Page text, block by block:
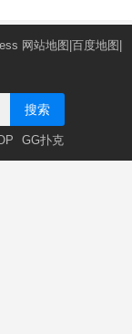
网站地图 百度地图
搜索
GG扑克